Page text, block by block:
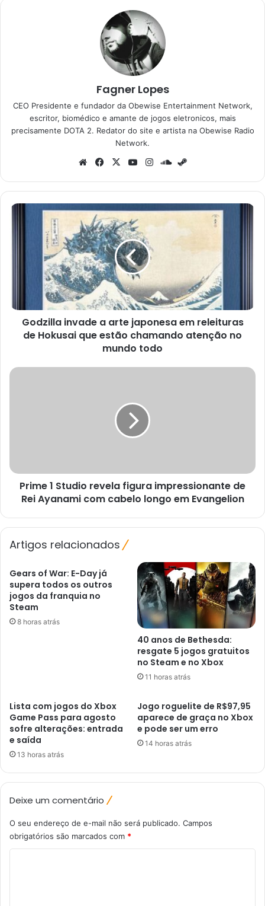
Fagner Lopes
CEO Presidente e fundador da Obewise Entertainment Network,
escritor, biomédico e amante de jogos eletronicos, mais
precisamente DOTA 2. Redator do site e artista na Obewise Radio
Network.
WebsiteFacebook
X YouTubeInstagramSoundCloud
Godzilla
Hokusai
que
estão
no
Godzilla invade a arte japonesa em releituras
de Hokusai que estão chamando atenção no
mundo todo
Prime
Ayanami
com
cabelo
em
Prime 1 Studio revela figura impressionante de
Rei Ayanami com cabelo longo em Evangelion
Artigos relacionados
Gears of War: E-Day já
supera todos os outros
jogos da franquia no
Steam
8 horas atrás
40 anos de Bethesda:
resgate 5 jogos gratuitos
no Steam e no Xbox
11 horas atrás
Lista com jogos do Xbox
Game Pass para agosto
sofre alterações: entrada
e saída
13 horas atrás
Jogo roguelite de R$97,95
aparece de graça no Xbox
e pode ser um erro
14 horas atrás
Deixe um comentário
O seu endereço de e-mail não será publicado. Campos
obrigatórios são marcados com *